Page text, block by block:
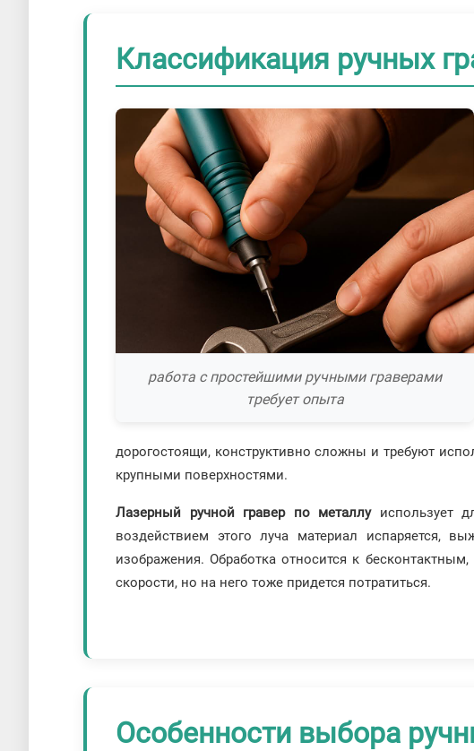
Классификация ручных
работа с простейшими ручными граверами
требует опыта
дорогостоящи, конструктивно сложны и требуют
крупными поверхностями.
Лазерный ручной гравер по металлу использует
воздействием этого луча материал испаряется,
изображения. Обработка относится к
скорости, но на него тоже придется потратиться.
Особенности выбора